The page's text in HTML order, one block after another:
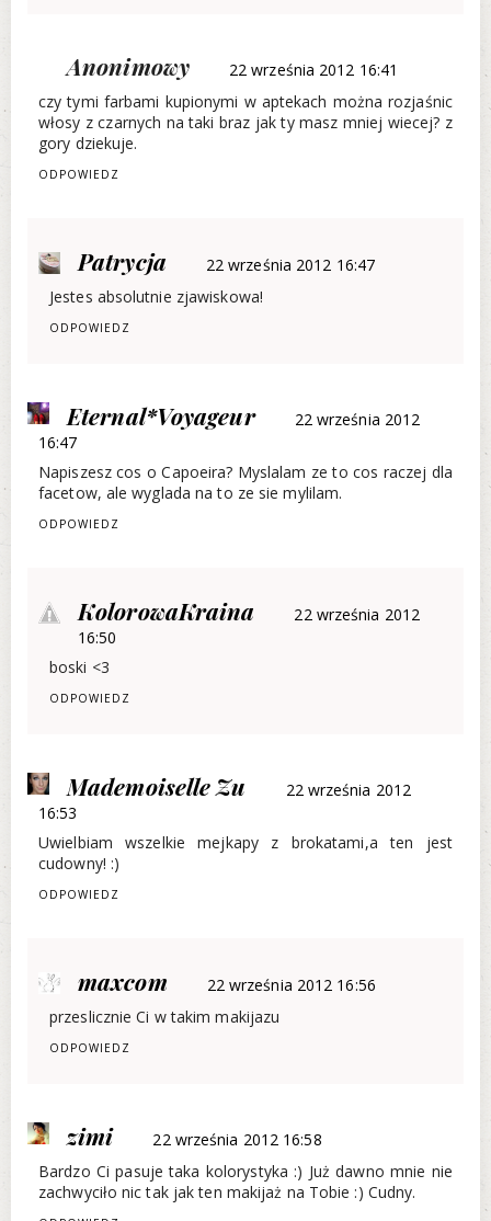
Anonimowy
22 września 2012 16:41
czy tymi farbami kupionymi w aptekach można rozjaśnic
włosy z czarnych na taki braz jak ty masz mniej wiecej? z
gory dziekuje.
ODPOWIEDZ
Patrycja
22 września 2012 16:47
Jestes absolutnie zjawiskowa!
ODPOWIEDZ
Eternal*Voyageur
22 września 2012
16:47
Napiszesz cos o Capoeira? Myslalam ze to cos raczej dla
facetow, ale wyglada na to ze sie mylilam.
ODPOWIEDZ
KolorowaKraina
22 września 2012
16:50
boski <3
ODPOWIEDZ
Mademoiselle Zu
22 września 2012
16:53
Uwielbiam wszelkie mejkapy z brokatami,a ten jest
cudowny! :)
ODPOWIEDZ
maxcom
22 września 2012 16:56
przeslicznie Ci w takim makijazu
ODPOWIEDZ
zimi
22 września 2012 16:58
Bardzo Ci pasuje taka kolorystyka :) Już dawno mnie nie
zachwyciło nic tak jak ten makijaż na Tobie :) Cudny.